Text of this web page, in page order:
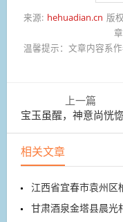
来源: hehuadian.cn 版
温馨提示： 文章内容系
上一篇
宝玉虽醒，神意尚恍惚，因向门外指说：“才出去了
相关文章
江西省宜春市袁州区
甘肃酒泉金塔县晨光